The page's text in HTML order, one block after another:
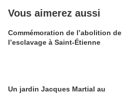
Vous aimerez aussi
Commémoration de l’abolition de
l’esclavage à Saint-Étienne
Un jardin Jacques Martial au